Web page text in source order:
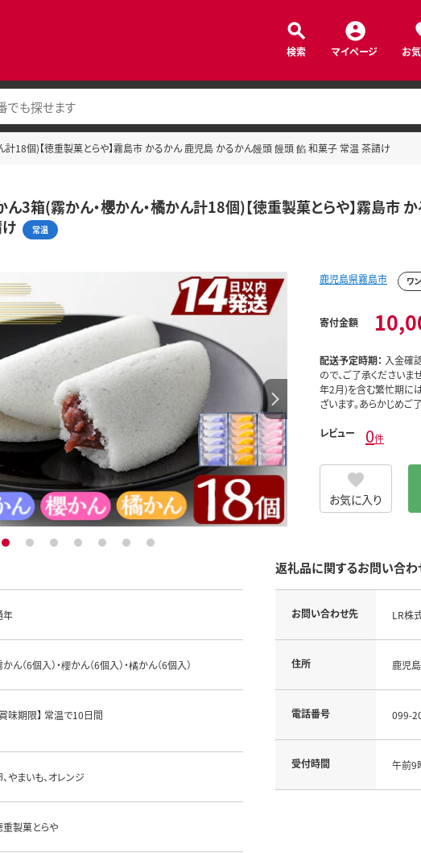
検索 マイページ お
計18個)【徳重製菓とらや】霧島市 かるかん 鹿児島 かるかん饅頭 饅頭 餡 和菓子 常温 茶請け
3箱(霧かん・櫻かん・橘かん計18個)【徳重製菓とらや】霧島市
常温
1 2 3 4 5 6 7
鹿児島県霧島市 ワ
寄付金額
配送予定時期： 入金確
ので、ご了承ください
年2月)を含む繁忙期に
ざいます。あらかじめご
レビュー 0件
お気に入り
年
ん（6個入）・櫻かん（6個入）・橘かん（6個入）
賞味期限】 常温で10日間
やまいも、オレンジ
重製菓とらや
返礼品に関するお問い合わ
お問い合わせ先 LR株
住所 鹿児
電話番号 099-
受付時間 午前9